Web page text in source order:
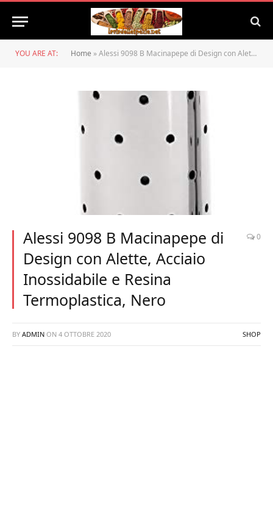
YOU ARE AT: Home »Alessi 9098 B Macinapepe di Design con Alette, Acciaio Inossidabile e Resina Termoplastica, Nero
Alessi 9098 B Macinapepe di
Design con Alette, Acciaio
Inossidabile e Resina
Termoplastica, Nero
0
BY ADMIN ON 4 OTTOBRE 2020 SHOP